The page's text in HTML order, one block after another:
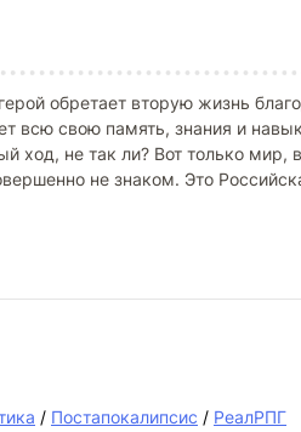
обретает вторую жизнь
всю свою память, знания и
ход, не так ли? Вот только мир, в
не знаком. Это
/ Постапокалипсис / РеалРПГ